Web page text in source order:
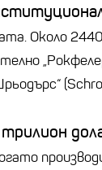
Около